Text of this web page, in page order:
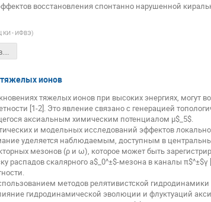
восстановления спонтанно нарушенной
КИ - ИФВЭ)
Доклад_Зайцев.pptx
ионов
тяжелых ионов при высоких энергиях, могут
[1-2]. Это явление связано с генерацией
аксиальным химическим потенциалом μ$_5$​.
и модельных исследований эффектов
уделяется наблюдаемым, доступным в
мезонов (ρ и ω), которое может быть
распадов скалярного a$_0^±$​-мезона в каналы π$^±$γ
методов релятивистской
гидродинамической эволюции и флуктуаций